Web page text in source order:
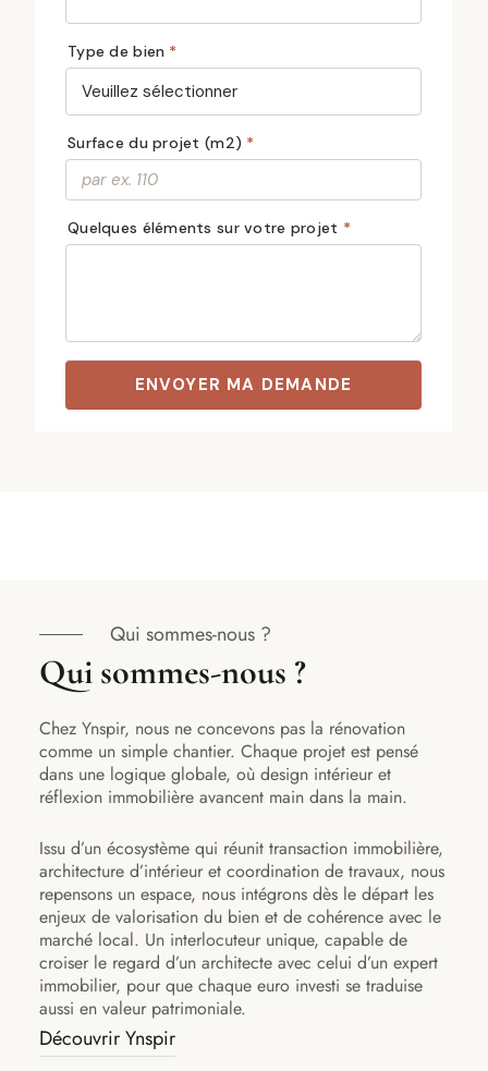
Qui sommes-nous ?
Qui sommes-nous ?
Chez Ynspir, nous ne concevons pas la rénovation
comme un simple chantier. Chaque projet est pensé
dans une logique globale, où design intérieur et
réflexion immobilière avancent main dans la main.
Issu d’un écosystème qui réunit transaction immobilière,
architecture d’intérieur et coordination de travaux, nous
repensons un espace, nous intégrons dès le départ les
enjeux de valorisation du bien et de cohérence avec le
marché local. Un interlocuteur unique, capable de
croiser le regard d’un architecte avec celui d’un expert
immobilier, pour que chaque euro investi se traduise
aussi en valeur patrimoniale.
Découvrir Ynspir